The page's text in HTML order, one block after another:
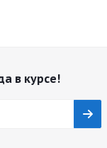
в курсе!